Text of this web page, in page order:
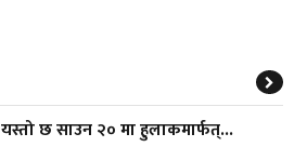
यस्तो छ साउन २० मा हुलाकमार्फत्...